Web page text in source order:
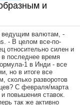
и
ведущим валютам, -
- В целом все-по-
относительно силен и
последнее время
1 в Инди - все
но в итоге все
сколько разворотов
С февраля/марта
повышения ставок.
так же активно